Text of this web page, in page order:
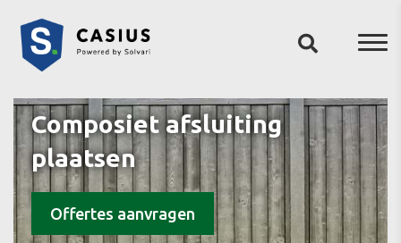
Composiet afsluiting
plaatsen
Offertes aanvragen